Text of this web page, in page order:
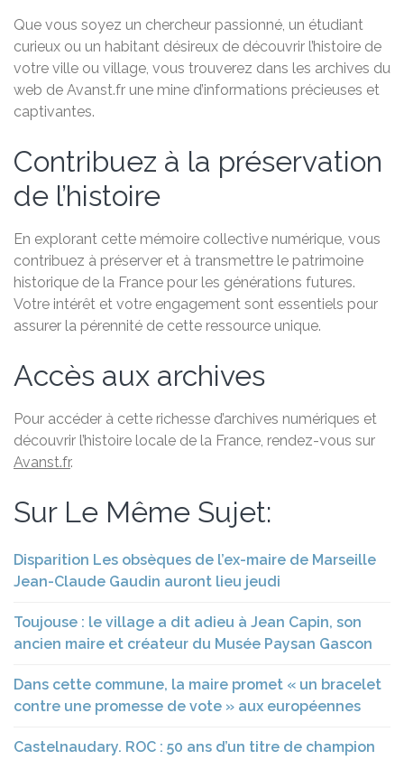
Que vous soyez un chercheur passionné, un étudiant
curieux ou un habitant désireux de découvrir l’histoire de
votre ville ou village, vous trouverez dans les archives du
web de Avanst.fr une mine d’informations précieuses et
captivantes.
Contribuez à la préservation
de l’histoire
En explorant cette mémoire collective numérique, vous
contribuez à préserver et à transmettre le patrimoine
historique de la France pour les générations futures.
Votre intérêt et votre engagement sont essentiels pour
assurer la pérennité de cette ressource unique.
Accès aux archives
Pour accéder à cette richesse d’archives numériques et
découvrir l’histoire locale de la France, rendez-vous sur
Avanst.fr.
Sur Le Même Sujet:
Disparition Les obsèques de l’ex-maire de Marseille
Jean-Claude Gaudin auront lieu jeudi
Toujouse : le village a dit adieu à Jean Capin, son
ancien maire et créateur du Musée Paysan Gascon
Dans cette commune, la maire promet « un bracelet
contre une promesse de vote » aux européennes
Castelnaudary. ROC : 50 ans d’un titre de champion